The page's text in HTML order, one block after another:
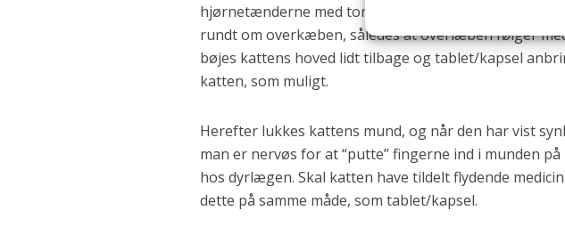
hjørnetænderne med tommel- og pegefinger.
rundt om overkæben, således at overlæben følger
bøjes kattens hoved lidt tilbage og tablet/kapsel
katten, som muligt.
Herefter lukkes kattens mund, og når den har vist
man er nervøs for at “putte” fingerne ind i munden
hos dyrlægen. Skal katten have tildelt flydende
dette på samme måde, som tablet/kapsel.